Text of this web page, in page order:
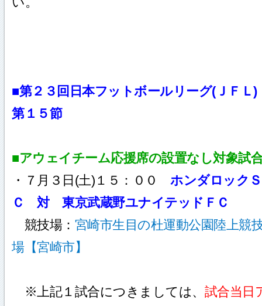
■第２３回日本フットボールリーグ(ＪＦＬ)
第１５節
■アウェイチーム応援席の設置なし対象試
・７月３日(土)１５：００ ホンダロックＳ
Ｃ 対 東京武蔵野ユナイテッドＦＣ
競技場： 宮崎市生目の杜運動公園陸上競
場【宮崎市】
※上記１試合につきましては、 試合当日